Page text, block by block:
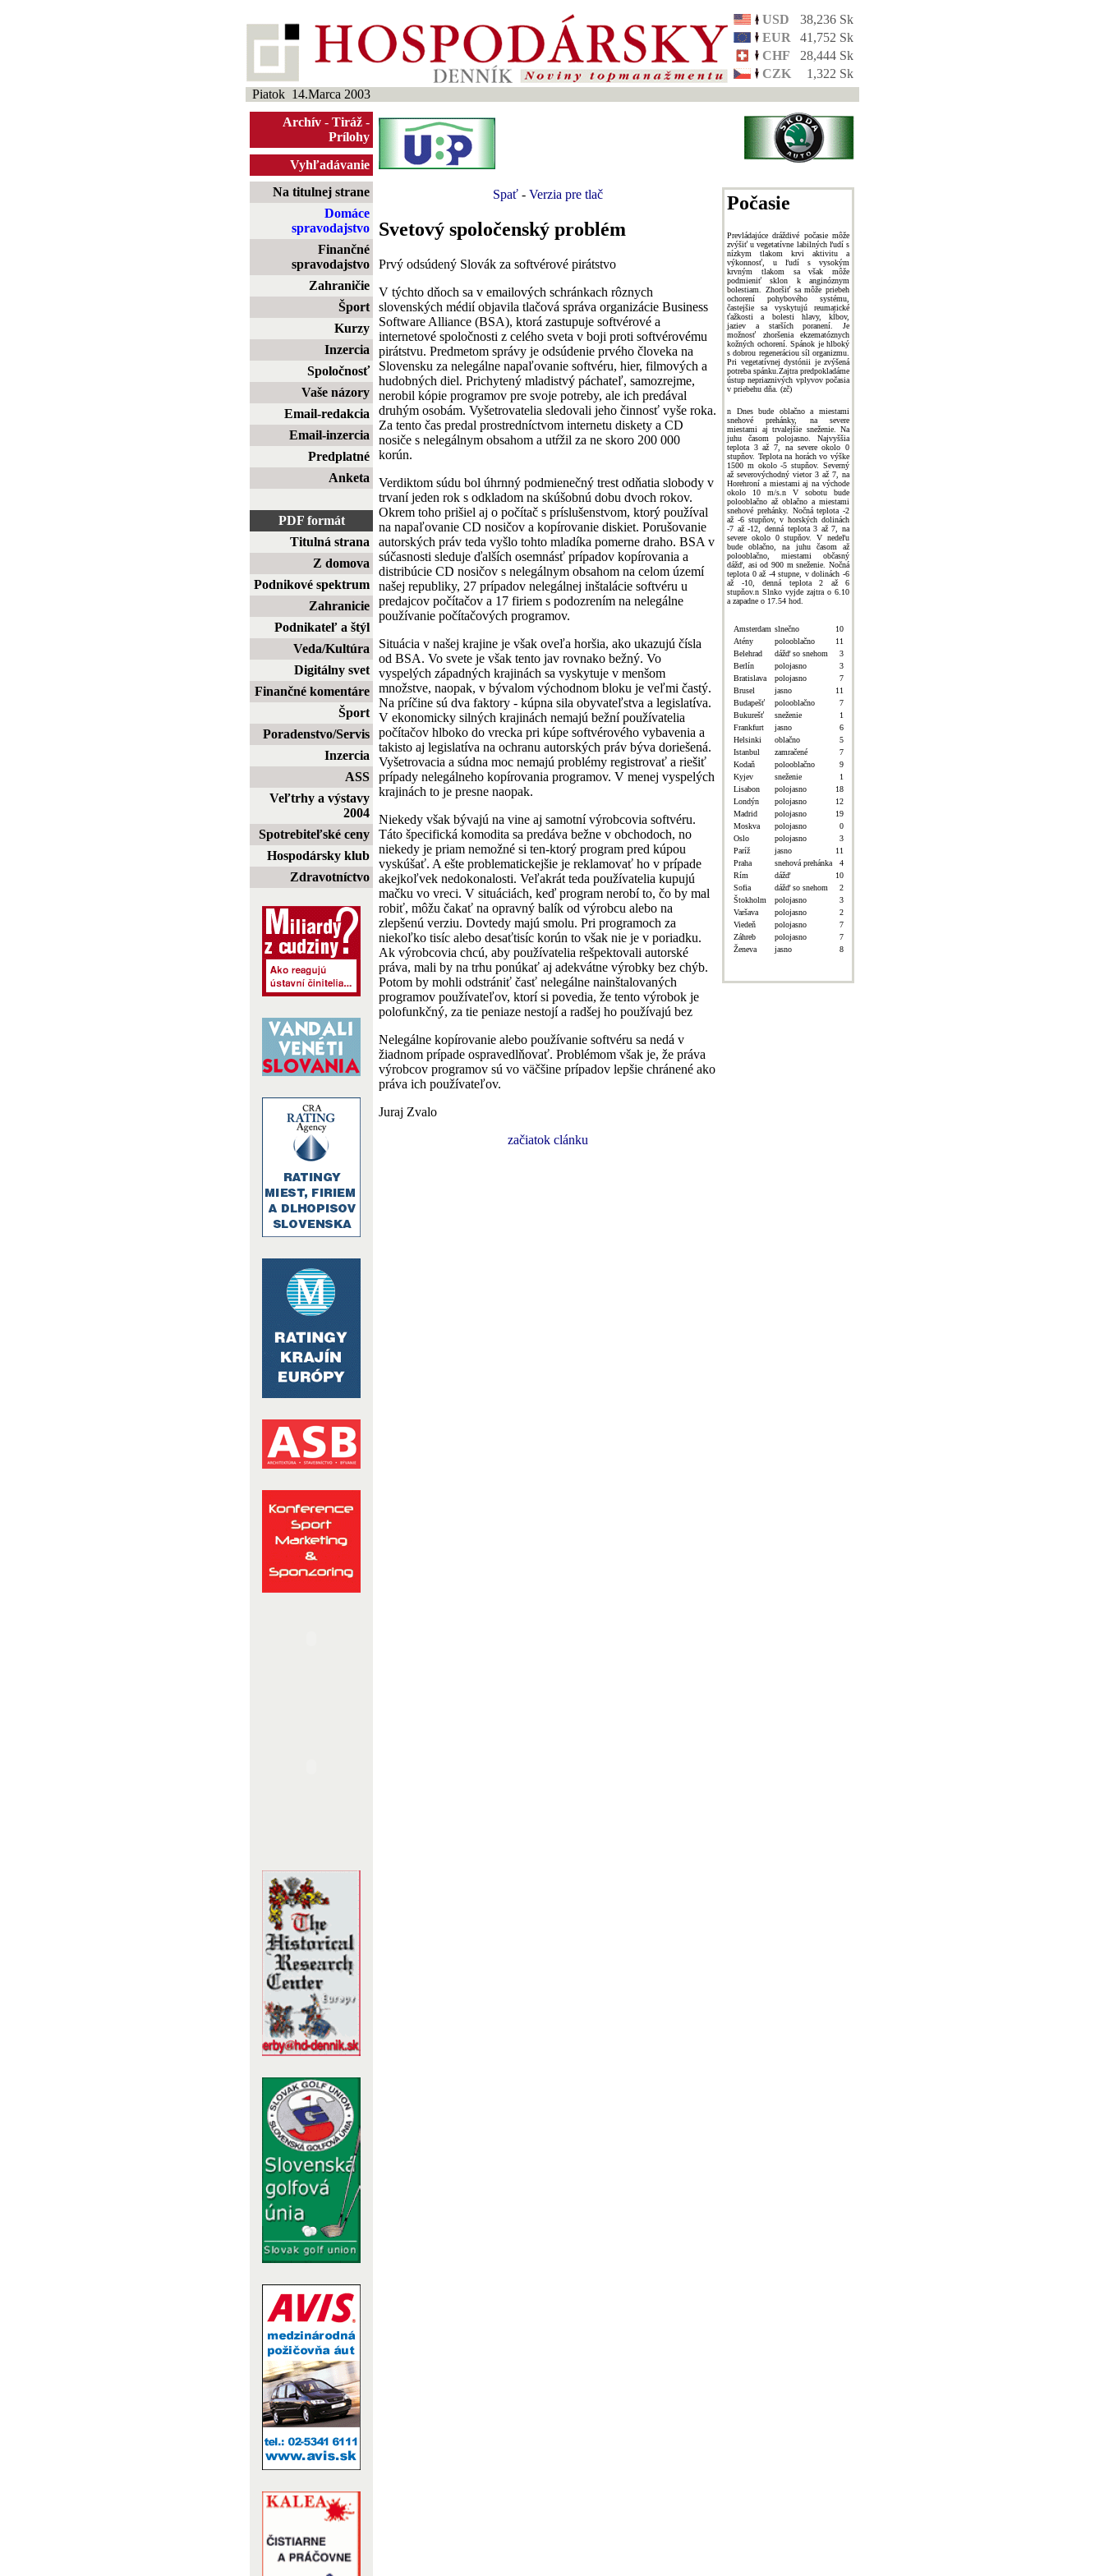
USD
38,236 Sk
EUR
41,752 Sk
CHF
28,444 Sk
CZK
1,322 Sk
Piatok 14.Marca 2003
Archív - Tiráž -
Prílohy
Vyhľadávanie
Na titulnej strane
Domáce
spravodajstvo
Finančné
spravodajstvo
Zahraničie
Šport
Kurzy
Inzercia
Spoločnosť
Vaše názory
Email-redakcia
Email-inzercia
Predplatné
Anketa
PDF formát
Titulná strana
Z domova
Podnikové spektrum
Zahranicie
Podnikateľ a štýl
Veda/Kultúra
Digitálny svet
Finančné komentáre
Šport
Poradenstvo/Servis
Inzercia
ASS
Veľtrhy a výstavy
2004
Spotrebiteľské ceny
Hospodársky klub
Zdravotníctvo
Spať- Verzia pre tlač
Svetový spoločenský problém
Prvý odsúdený Slovák za softvérové pirátstvo
V týchto dňoch sa v emailových schránkach rôznych
slovenských médií objavila tlačová správa organizácie Business
Software Alliance (BSA), ktorá zastupuje softvérové a
internetové spoločnosti z celého sveta v boji proti softvérovému
pirátstvu. Predmetom správy je odsúdenie prvého človeka na
Slovensku za nelegálne napaľovanie softvéru, hier, filmových a
hudobných diel. Prichytený mladistvý páchateľ, samozrejme,
nerobil kópie programov pre svoje potreby, ale ich predával
druhým osobám. Vyšetrovatelia sledovali jeho činnosť vyše roka.
Za tento čas predal prostredníctvom internetu diskety a CD
nosiče s nelegálnym obsahom a utŕžil za ne skoro 200 000
korún.
Verdiktom súdu bol úhrnný podmienečný trest odňatia slobody v
trvaní jeden rok s odkladom na skúšobnú dobu dvoch rokov.
Okrem toho prišiel aj o počítač s príslušenstvom, ktorý používal
na napaľovanie CD nosičov a kopírovanie diskiet. Porušovanie
autorských práv teda vyšlo tohto mladíka pomerne draho. BSA v
súčasnosti sleduje ďalších osemnásť prípadov kopírovania a
distribúcie CD nosičov s nelegálnym obsahom na celom území
našej republiky, 27 prípadov nelegálnej inštalácie softvéru u
predajcov počítačov a 17 firiem s podozrením na nelegálne
používanie počítačových programov.
Situácia v našej krajine je však oveľa horšia, ako ukazujú čísla
od BSA. Vo svete je však tento jav rovnako bežný. Vo
vyspelých západných krajinách sa vyskytuje v menšom
množstve, naopak, v bývalom východnom bloku je veľmi častý.
Na príčine sú dva faktory - kúpna sila obyvateľstva a legislatíva.
V ekonomicky silných krajinách nemajú bežní používatelia
počítačov hlboko do vrecka pri kúpe softvérového vybavenia a
takisto aj legislatíva na ochranu autorských práv býva doriešená.
Vyšetrovacia a súdna moc nemajú problémy registrovať a riešiť
prípady nelegálneho kopírovania programov. V menej vyspelých
krajinách to je presne naopak.
Niekedy však bývajú na vine aj samotní výrobcovia softvéru.
Táto špecifická komodita sa predáva bežne v obchodoch, no
niekedy je priam nemožné si ten-ktorý program pred kúpou
vyskúšať. A ešte problematickejšie je reklamovať ho v prípade
akejkoľvek nedokonalosti. Veľakrát teda používatelia kupujú
mačku vo vreci. V situáciách, keď program nerobí to, čo by mal
robiť, môžu čakať na opravný balík od výrobcu alebo na
zlepšenú verziu. Dovtedy majú smolu. Pri programoch za
niekoľko tisíc alebo desaťtisíc korún to však nie je v poriadku.
Ak výrobcovia chcú, aby používatelia rešpektovali autorské
práva, mali by na trhu ponúkať aj adekvátne výrobky bez chýb.
Potom by mohli odstrániť časť nelegálne nainštalovaných
programov používateľov, ktorí si povedia, že tento výrobok je
polofunkčný, za tie peniaze nestojí a radšej ho používajú bez
Nelegálne kopírovanie alebo používanie softvéru sa nedá v
žiadnom prípade ospravedlňovať. Problémom však je, že práva
výrobcov programov sú vo väčšine prípadov lepšie chránené ako
práva ich používateľov.
Juraj Zvalo
začiatok clánku
Počasie
Prevládajúce dráždivé počasie môže
zvýšiť u vegetatívne labilných ľudí s
nízkym tlakom krvi aktivitu a
výkonnosť, u ľudí s vysokým
krvným tlakom sa však môže
podmieniť sklon k anginóznym
bolestiam. Zhoršiť sa môže priebeh
ochorení pohybového systému,
častejšie sa vyskytujú reumatické
ťažkosti a bolesti hlavy, kĺbov,
jaziev a starších poranení. Je
možnosť zhoršenia ekzematóznych
kožných ochorení. Spánok je hlboký
s dobrou regeneráciou síl organizmu.
Pri vegetatívnej dystónii je zvýšená
potreba spánku.Zajtra predpokladáme
ústup nepriaznivých vplyvov počasia
v priebehu dňa. (zč)
n Dnes bude oblačno a miestami
snehové prehánky, na severe
miestami aj trvalejšie sneženie. Na
juhu časom polojasno. Najvyššia
teplota 3 až 7, na severe okolo 0
stupňov. Teplota na horách vo výške
1500 m okolo -5 stupňov. Severný
až severovýchodný vietor 3 až 7, na
Horehroní a miestami aj na východe
okolo 10 m/s.n V sobotu bude
polooblačno až oblačno a miestami
snehové prehánky. Nočná teplota -2
až -6 stupňov, v horských dolinách
-7 až -12, denná teplota 3 až 7, na
severe okolo 0 stupňov. V nedeľu
bude oblačno, na juhu časom až
polooblačno, miestami občasný
dážď, asi od 900 m sneženie. Nočná
teplota 0 až -4 stupne, v dolinách -6
až -10, denná teplota 2 až 6
stupňov.n Slnko vyjde zajtra o 6.10
a zapadne o 17.54 hod.
Amsterdam slnečno
10
Atény
polooblačno
11
Belehrad
dážď so snehom
3
Berlín
polojasno
3
Bratislava
polojasno
7
Brusel
jasno
11
Budapešť
polooblačno
7
Bukurešť
sneženie
1
Frankfurt
jasno
6
Helsinki
oblačno
5
Istanbul
zamračené
7
Kodaň
polooblačno
9
Kyjev
sneženie
1
Lisabon
polojasno
18
Londýn
polojasno
12
Madrid
polojasno
19
Moskva
polojasno
0
Oslo
polojasno
3
Paríž
jasno
11
Praha
snehová prehánka
4
Rím
dážď
10
Sofia
dážď so snehom
2
Štokholm
polojasno
3
Varšava
polojasno
2
Viedeň
polojasno
7
Záhreb
polojasno
7
Ženeva
jasno 8